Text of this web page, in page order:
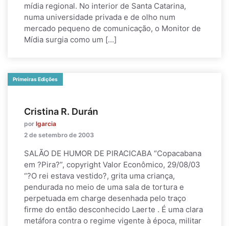
mídia regional. No interior de Santa Catarina,
numa universidade privada e de olho num
mercado pequeno de comunicação, o Monitor de
Mídia surgia como um […]
Primeiras Edições
Cristina R. Durán
por lgarcia
2 de setembro de 2003
SALÃO DE HUMOR DE PIRACICABA “Copacabana
em ?Pira?”, copyright Valor Econômico, 29/08/03
“?O rei estava vestido?, grita uma criança,
pendurada no meio de uma sala de tortura e
perpetuada em charge desenhada pelo traço
firme do então desconhecido Laerte . É uma clara
metáfora contra o regime vigente à época, militar